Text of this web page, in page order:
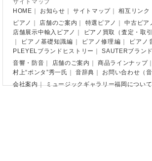
サイトマップ
HOME
お知らせ ｜サイトマップ ｜相互リンク
ピアノ
店舗のご案内 特選ピアノ ｜中古ピア
店舗展示中輸入ピアノ
ピアノ買取（査定・取引
ピアノ基礎知識編 ピアノ修理編 ピアノ
PLEYELブランドヒストリー
｜SAUTERブラン
音響・防音
店舗のご案内 ｜商品ラインナップ｜
村上“ポンタ”秀一氏
｜音辞典
お問い合わせ（
会社案内｜ミュージックギャラリー福岡について